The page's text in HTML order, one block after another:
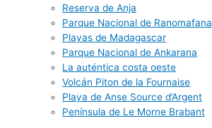
Reserva de Anja
Parque Nacional de Ranomafana
Playas de Madagascar
Parque Nacional de Ankarana
La auténtica costa oeste
Volcán Piton de la Fournaise
Playa de Anse Source d’Argent
Península de Le Morne Brabant